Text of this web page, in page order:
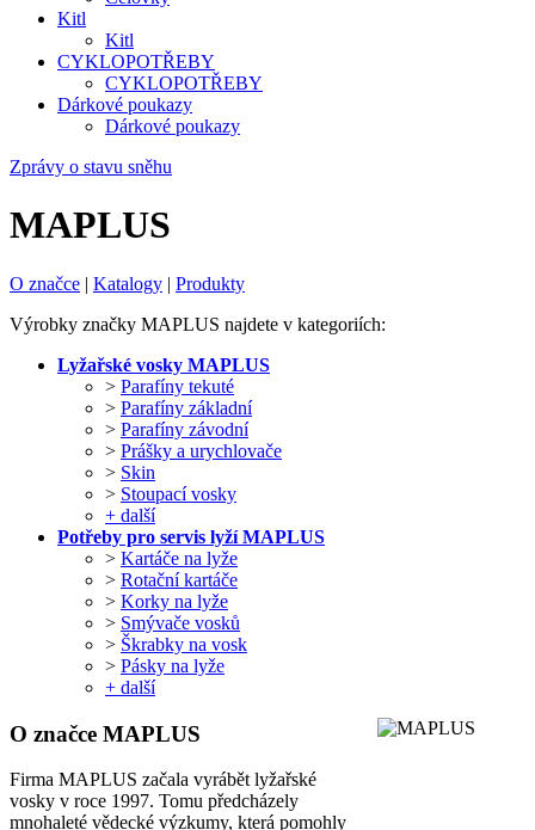
Kitl
Kitl
CYKLOPOTŘEBY
CYKLOPOTŘEBY
Dárkové poukazy
Dárkové poukazy
Zprávy o stavu sněhu
MAPLUS
O značce | Katalogy | Produkty
Výrobky značky MAPLUS najdete v kategoriích:
Lyžařské vosky MAPLUS
> Parafíny tekuté
> Parafíny základní
> Parafíny závodní
> Prášky a urychlovače
> Skin
> Stoupací vosky
+ další
Potřeby pro servis lyží MAPLUS
> Kartáče na lyže
> Rotační kartáče
> Korky na lyže
> Smývače vosků
> Škrabky na vosk
> Pásky na lyže
+ další
O značce MAPLUS
Firma MAPLUS začala vyrábět lyžařské
vosky v roce 1997. Tomu předcházely
mnohaleté vědecké výzkumy, která pomohly